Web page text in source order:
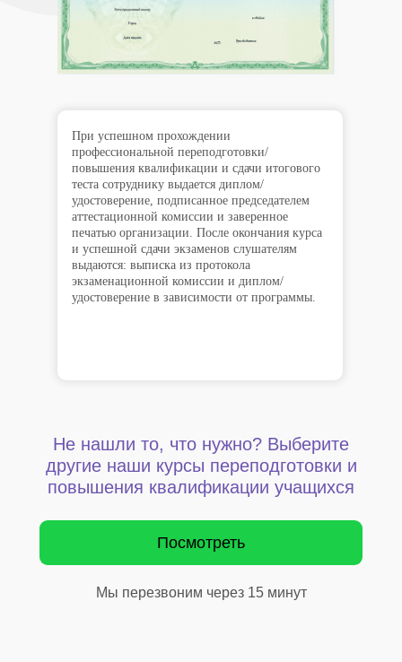
При успешном прохождении
профессиональной переподготовки/
повышения квалификации и сдачи итогового
теста сотруднику выдается диплом/
удостоверение, подписанное председателем
аттестационной комиссии и заверенное
печатью организации. После окончания курса
и успешной сдачи экзаменов слушателям
выдаются: выписка из протокола
экзаменационной комиссии и диплом/
удостоверение в зависимости от программы.
Не нашли то, что нужно? Выберите
другие наши курсы переподготовки и
повышения квалификации учащихся
Посмотреть
Мы перезвоним через 15 минут